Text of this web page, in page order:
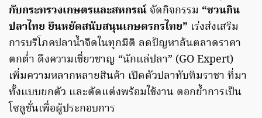
กับกระทรวงเกษตรและสหกรณ์ จัดกิจกรรม “ชวนกิน
ปลาไทย ยืนหยัดสนับสนุนเกษตรกรไทย” เร่งส่งเสริม
การบริโภคปลาน้ำจืดในทุกมิติ ลดปัญหาล้นตลาดราคา
ตกต่ำ ดึงความเชี่ยวชาญ “นักแล่ปลา” (GO Expert)
เพิ่มความหลากหลายสินค้า เปิดตัวปลาทับทิมราชา ที่มา
ทั้งแบบยกตัว และตัดแต่งพร้อมใช้งาน ตอกย้ำการเป็น
โซลูชั่นเพื่อผู้ประกอบการ